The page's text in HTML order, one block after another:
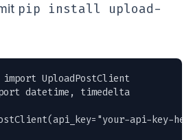
pip install upload-
UploadPostClient
datetime, timedelta
api-key-